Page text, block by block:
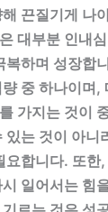
끈질기게 나
대부분 인내
복하며 성장합
중 하나이며,
가지는 것이
있는 것이 아니
요합니다. 또한
일어서는 힘